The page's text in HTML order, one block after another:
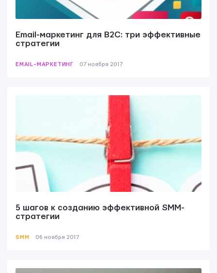
Email-маркетинг для B2C: три эффективные
стратегии
EMAIL-МАРКЕТИНГ 07 ноября 2017
5 шагов к созданию эффективной SMM-
стратегии
SMM 06 ноября 2017